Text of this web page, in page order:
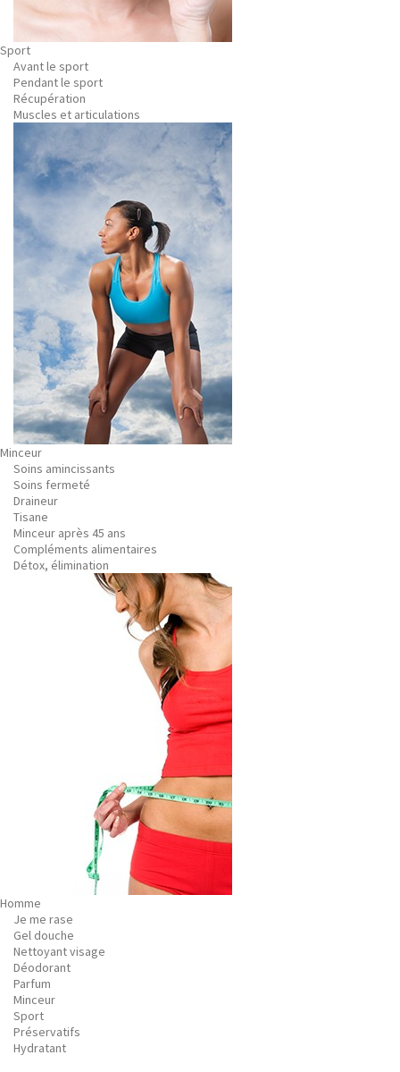
Sport
Avant le sport
Pendant le sport
Récupération
Muscles et articulations
Minceur
Soins amincissants
Soins fermeté
Draineur
Tisane
Minceur après 45 ans
Compléments alimentaires
Détox, élimination
Homme
Je me rase
Gel douche
Nettoyant visage
Déodorant
Parfum
Minceur
Sport
Préservatifs
Hydratant